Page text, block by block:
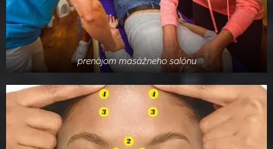
prenájom masážneho salónu